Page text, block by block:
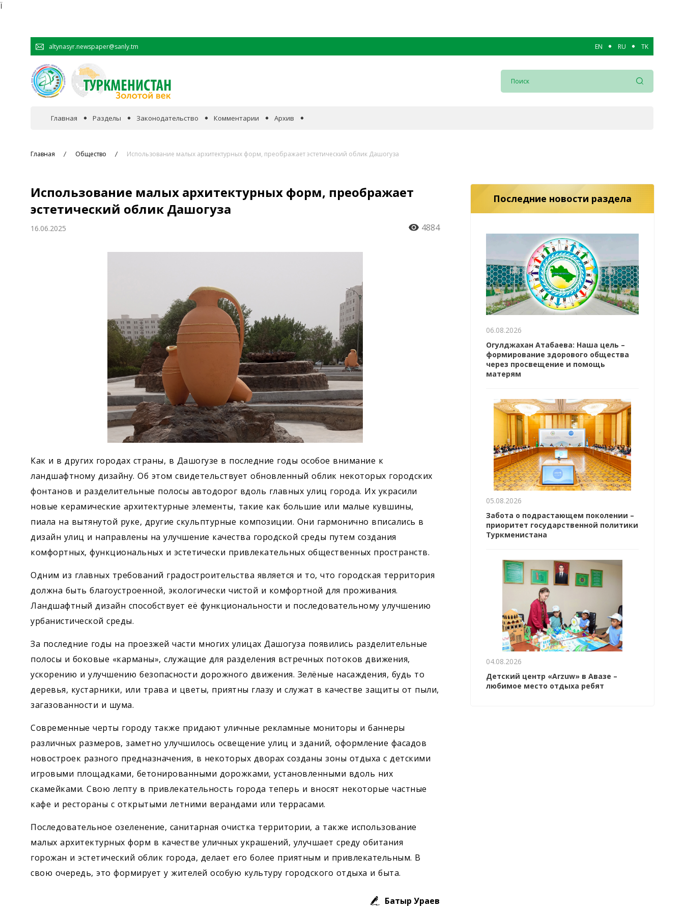
Ï
altynasyr.newspaper@sanly.tm EN RU TK
Главная Разделы
Сотрудничество
Наука
Спорт
Законодательство Комментарии Архив
Главная Общество Использование малых архитектурных форм, преображает эстетический облик Дашогуза
Использование малых архитектурных форм, преображает
эстетический облик Дашогуза
16.06.2025 4884
Как и в других городах страны, в Дашогузе в последние годы особое внимание к
ландшафтному дизайну. Об этом свидетельствует обновленный облик некоторых городских
фонтанов и разделительные полосы автодорог вдоль главных улиц города. Их украсили
новые керамические архитектурные элементы, такие как большие или малые кувшины,
пиала на вытянутой руке, другие скульптурные композиции. Они гармонично вписались в
дизайн улиц и направлены на улучшение качества городской среды путем создания
комфортных, функциональных и эстетически привлекательных общественных пространств.
Одним из главных требований градостроительства является и то, что городская территория
должна быть благоустроенной, экологически чистой и комфортной для проживания.
Ландшафтный дизайн способствует её функциональности и последовательному улучшению
урбанистической среды.
За последние годы на проезжей части многих улицах Дашогуза появились разделительные
полосы и боковые «карманы», служащие для разделения встречных потоков движения,
ускорению и улучшению безопасности дорожного движения. Зелёные насаждения, будь то
деревья, кустарники, или трава и цветы, приятны глазу и служат в качестве защиты от пыли,
загазованности и шума.
Современные черты городу также придают уличные рекламные мониторы и баннеры
различных размеров, заметно улучшилось освещение улиц и зданий, оформление фасадов
новостроек разного предназначения, в некоторых дворах созданы зоны отдыха с детскими
игровыми площадками, бетонированными дорожками, установленными вдоль них
скамейками. Свою лепту в привлекательность города теперь и вносят некоторые частные
кафе и рестораны с открытыми летними верандами или террасами.
Последовательное озеленение, санитарная очистка территории, а также использование
малых архитектурных форм в качестве уличных украшений, улучшает среду обитания
горожан и эстетический облик города, делает его более приятным и привлекательным. В
свою очередь, это формирует у жителей особую культуру городского отдыха и быта.
Батыр Ураев
Последние новости раздела
06.08.2026
Огулджахан Атабаева: Наша цель –
формирование здорового общества
через просвещение и помощь
матерям
05.08.2026
Забота о подрастающем поколении –
приоритет государственной политики
Туркменистана
04.08.2026
Детский центр «Arzuw» в Авазе –
любимое место отдыха ребят